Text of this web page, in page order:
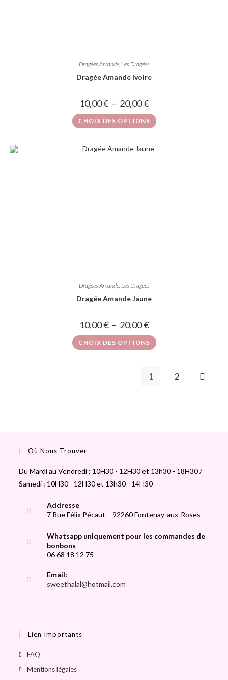
Dragées Amande,Les Dragées
Dragée Amande Ivoire
10,00€ – 20,00€
CHOIX DES OPTIONS
Dragées Amande, Les Dragées
Dragée Amande Jaune
10,00€ – 20,00€
CHOIX DES OPTIONS
1 2
Où Nous Trouver
Du Mardi au Vendredi : 10H30 - 12H30 et 13h30 - 18H30 /
Samedi : 10H30 - 12H30 et 13h30 - 14H30
Addresse
7 Rue Félix Pécaut – 92260 Fontenay-aux-Roses
Whatsapp uniquement pour les commandes de
bonbons
06 68 18 12 75
Email:
sweethalal@hotmail.com
Lien Importants
FAQ
Mentions légales